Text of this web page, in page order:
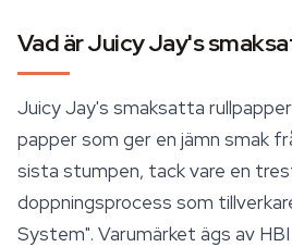
Vad är Juicy Jay's
Juicy Jay's smaksatta
papper som ger en jämn smak
sista stumpen, tack vare en
doppningsprocess som
System". Varumärket ägs av